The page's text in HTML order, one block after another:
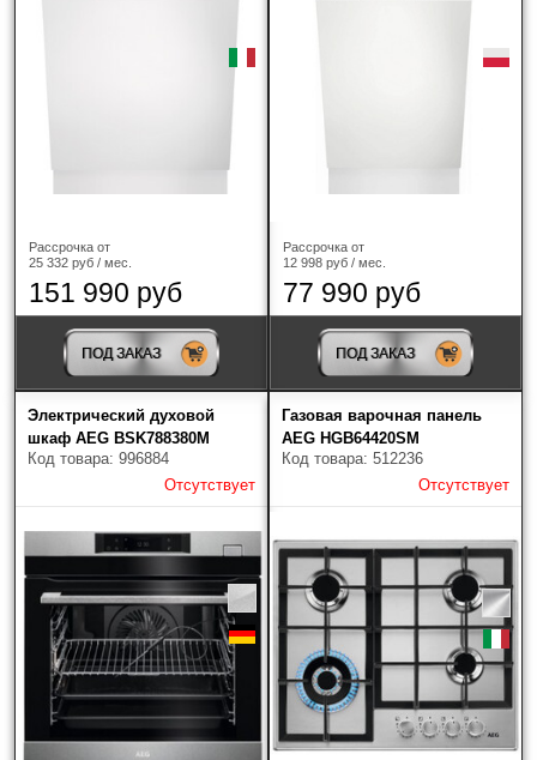
При отправке через транспортные компании
обязательно заказывается жесткая упаковка
Рассрочка от
25 332 руб / мес.
151 990 руб
ПОД ЗАКАЗ
Рассрочка от
12 998 руб / мес.
77 990 руб
ПОД ЗАКАЗ
Электрический духовой
шкаф AEG BSK788380M
Код товара: 996884
Отсутствует
Газовая варочная панель
AEG HGB64420SM
Код товара: 512236
Отсутствует